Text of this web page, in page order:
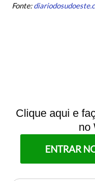
Fonte:
Clique aqui e
no
ENTRAR